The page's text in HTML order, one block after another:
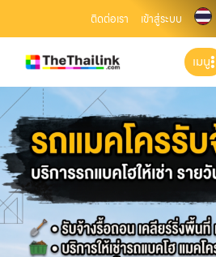
ติดต่อเรา เข้าสู่ระบบ
เมนู